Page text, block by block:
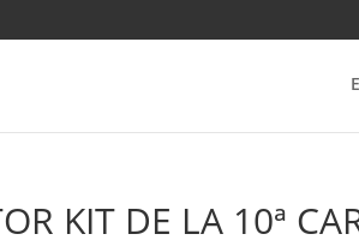
KIT DE LA 10ª